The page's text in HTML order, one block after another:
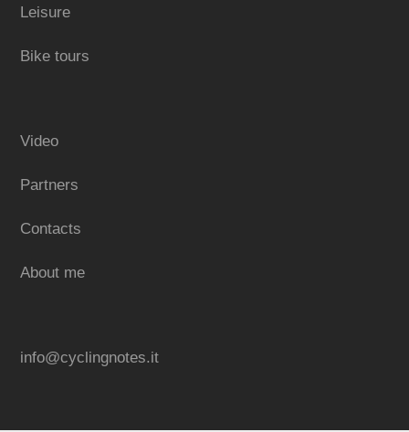
Leisure
Bike tours
Video
Partners
Contacts
About me
info@cyclingnotes.it